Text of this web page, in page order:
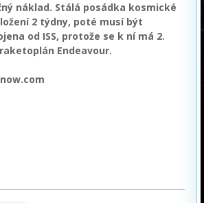
náklad. Stálá posádka kosmické
2 týdny, poté musí být
od ISS, protože se k ní má 2.
Endeavour.